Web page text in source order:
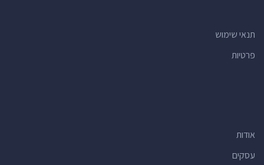
תנאי שימוש
פרטיות
אודות
עסקים